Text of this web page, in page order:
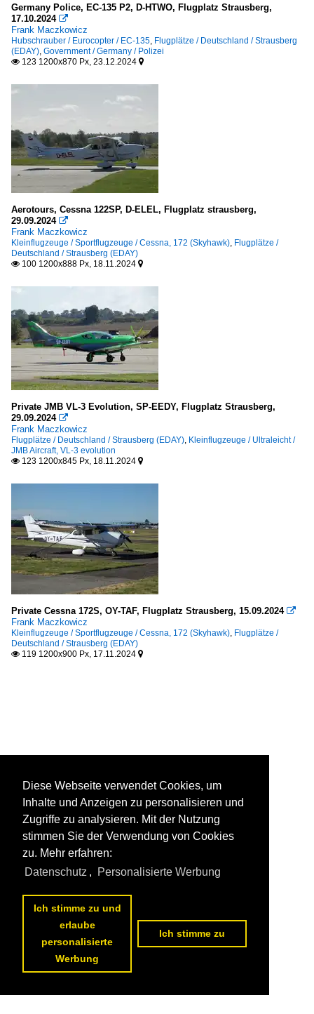
Germany Police, EC-135 P2, D-HTWO, Flugplatz Strausberg,
17.10.2024 
Frank Maczkowicz
Hubschrauber / Eurocopter / EC-135, Flugplätze / Deutschland / Strausberg
(EDAY), Government / Germany / Polizei
 123 1200x870 Px, 23.12.2024 
Aerotours, Cessna 122SP, D-ELEL, Flugplatz strausberg,
29.09.2024 
Frank Maczkowicz
Kleinflugzeuge / Sportflugzeuge / Cessna, 172 (Skyhawk), Flugplätze /
Deutschland / Strausberg (EDAY)
 100 1200x888 Px, 18.11.2024 
Private JMB VL-3 Evolution, SP-EEDY, Flugplatz Strausberg,
29.09.2024 
Frank Maczkowicz
Flugplätze / Deutschland / Strausberg (EDAY), Kleinflugzeuge / Ultraleicht /
JMB Aircraft, VL-3 evolution
 123 1200x845 Px, 18.11.2024 
Private Cessna 172S, OY-TAF, Flugplatz Strausberg, 15.09.2024 
Frank Maczkowicz
Kleinflugzeuge / Sportflugzeuge / Cessna, 172 (Skyhawk), Flugplätze /
Deutschland / Strausberg (EDAY)
 119 1200x900 Px, 17.11.2024 
Diese Webseite verwendet Cookies, um
Inhalte und Anzeigen zu personalisieren und
Zugriffe zu analysieren. Mit der Nutzung
stimmen Sie der Verwendung von Cookies
zu. Mehr erfahren:
Datenschutz , Personalisierte Werbung
Ich stimme zu und
erlaube
personalisierte
Werbung
Ich stimme zu